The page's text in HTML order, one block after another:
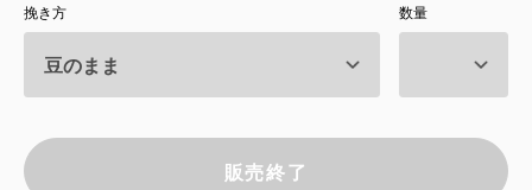
お知らせ
よくある質問
店舗情報
挽き方 数量
販売終了